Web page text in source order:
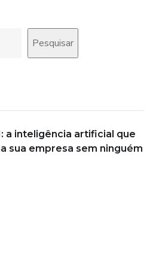
Pesquisar
a inteligência artificial que
sua empresa sem ninguém